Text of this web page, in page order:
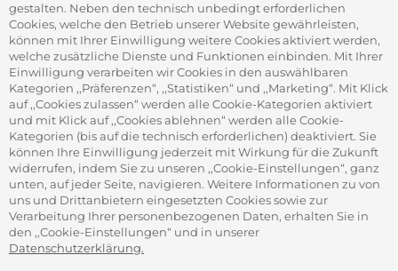
ADRESSE
Gourvita GmbH
Adam-Opel-Str. 19
63322 Rödermark
SICHER ZAHLEN
gestalten. Neben den technisch unbedingt erforderlichen
Cookies, welche den Betrieb unserer Website gewährleisten,
können mit Ihrer Einwilligung weitere Cookies aktiviert werden,
welche zusätzliche Dienste und Funktionen einbinden. Mit Ihrer
Einwilligung verarbeiten wir Cookies in den auswählbaren
Kategorien ,,Präferenzen“, ,,Statistiken“ und ,,Marketing“. Mit Klick
auf ,,Cookies zulassen“ werden alle Cookie-Kategorien aktiviert
und mit Klick auf ,,Cookies ablehnen“ werden alle Cookie-
Kategorien (bis auf die technisch erforderlichen) deaktiviert. Sie
können Ihre Einwilligung jederzeit mit Wirkung für die Zukunft
widerrufen, indem Sie zu unseren ,,Cookie-Einstellungen“, ganz
unten, auf jeder Seite, navigieren. Weitere Informationen zu von
uns und Drittanbietern eingesetzten Cookies sowie zur
Verarbeitung Ihrer personenbezogenen Daten, erhalten Sie in
den ,,Cookie-Einstellungen“ und in unserer
Datenschutzerklärung.